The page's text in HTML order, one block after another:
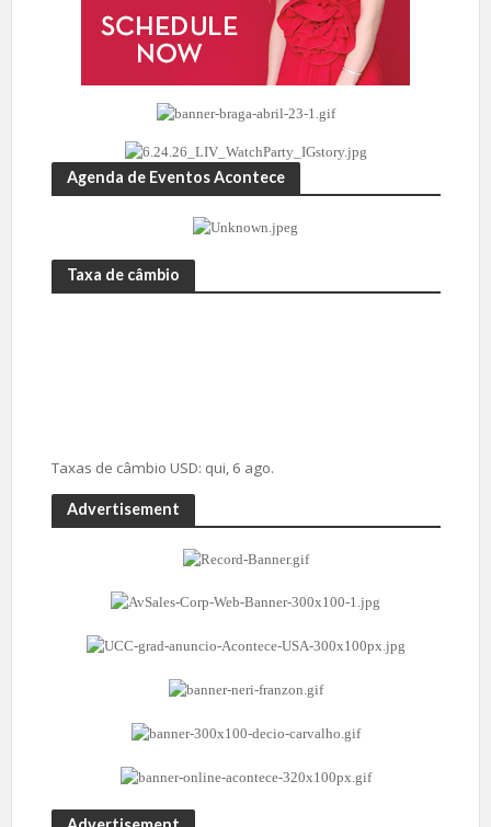
Agenda de Eventos Acontece
Taxa de câmbio
Taxas de câmbio USD: qui, 6 ago.
Advertisement